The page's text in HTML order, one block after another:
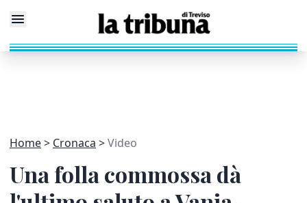
Home Cronaca Video
Una folla commossa dà